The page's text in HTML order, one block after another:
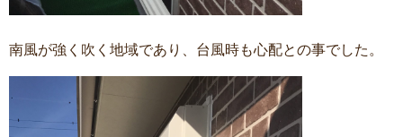
南風が強く吹く地域であり、台風時も心配との事でした。